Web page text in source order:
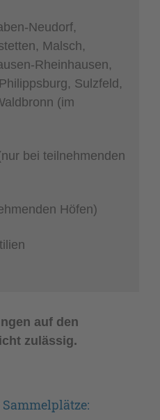
Neudorf,
Malsch,
Rheinhausen,
Sulzfeld,
(im
bei teilnehmenden
Höfen)
auf den
zulässig.